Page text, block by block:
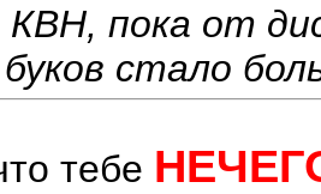
КВН, пока от
стало
тебе